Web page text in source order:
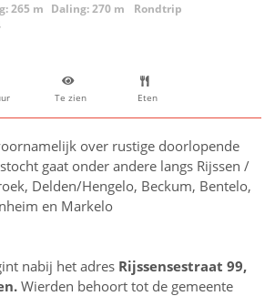
265 m Daling: 270 m
Rondtrip
Te zien Eten
over rustige doorlopende
gaat onder andere langs Rijssen /
Delden/Hengelo, Beckum, Bentelo,
en Markelo
nabij het adres Rijssensestraat 99,
. Wierden behoort tot de gemeente